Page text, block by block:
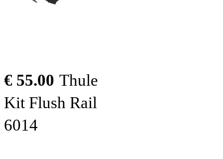
€ 55.00 Thule
Kit Flush Rail
6014